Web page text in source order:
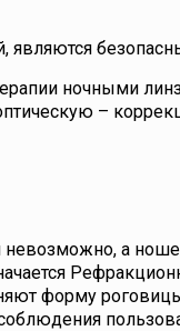
являются
ночными
–
а
форму